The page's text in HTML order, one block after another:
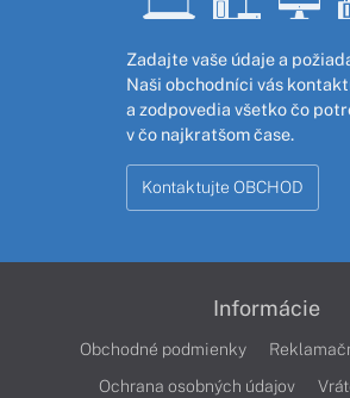
Zadajte vaše údaje a
Naši obchodníci vás
a zodpovedia všetko čo
v čo najkratšom čase.
Kontaktujte OBCHOD
Informácie
Obchodné podmienky
Ochrana osobných údajov